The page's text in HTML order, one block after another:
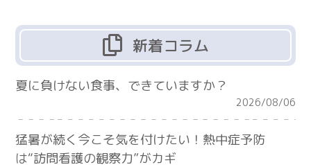
新着コラム
夏に負けない食事、できていますか？
2026/08/06
猛暑が続く今こそ気を付けたい！熱中症予防
は“訪問看護の観察力”がカギ